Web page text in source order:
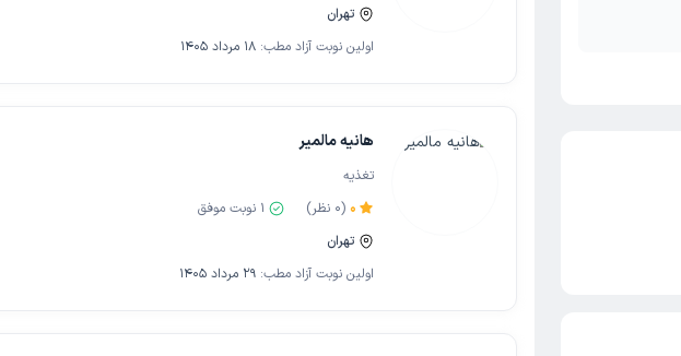
تهران
اولین نوبت آزاد مطب: 18 مرداد 1405
هانیه مالمیر
تغذیه
0
(
0 نظر) 1 نوبت موفق
تهران
اولین نوبت آزاد مطب: 29 مرداد 1405